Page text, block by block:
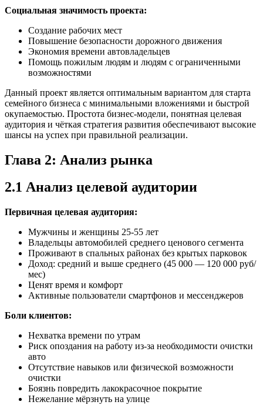
Социальная значимость проекта:
Создание рабочих мест
Повышение безопасности дорожного движения
Экономия времени автовладельцев
Помощь пожилым людям и людям с ограниченными
возможностями
Данный проект является оптимальным вариантом для старта
семейного бизнеса с минимальными вложениями и быстрой
окупаемостью. Простота бизнес-модели, понятная целевая
аудитория и чёткая стратегия развития обеспечивают высокие
шансы на успех при правильной реализации.
Глава 2: Анализ рынка
2.1 Анализ целевой аудитории
Первичная целевая аудитория:
Мужчины и женщины 25-55 лет
Владельцы автомобилей среднего ценового сегмента
Проживают в спальных районах без крытых парковок
Доход: средний и выше среднего (45 000 — 120 000 руб/
мес)
Ценят время и комфорт
Активные пользователи смартфонов и мессенджеров
Боли клиентов:
Нехватка времени по утрам
Риск опоздания на работу из-за необходимости очистки
авто
Отсутствие навыков или физической возможности
очистки
Боязнь повредить лакокрасочное покрытие
Нежелание мёрзнуть на улице